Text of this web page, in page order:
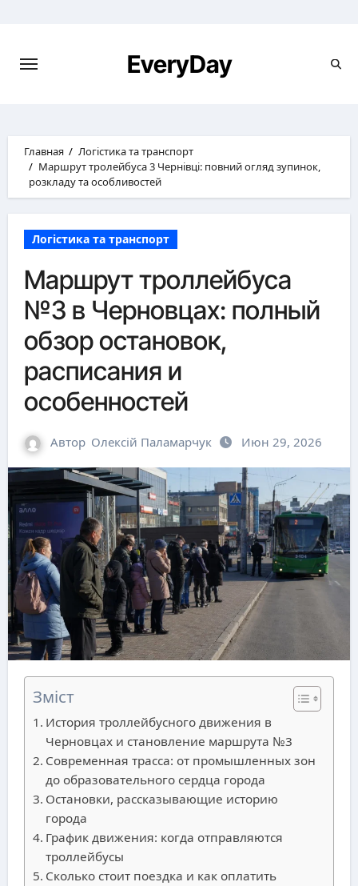
EveryDay
Главная
Логістика та транспорт
Маршрут тролейбуса 3 Чернівці: повний огляд зупинок,
розкладу та особливостей
Логістика та транспорт
Маршрут троллейбуса
№3 в Черновцах: полный
обзор остановок,
расписания и
особенностей
Автор Олексій Паламарчук Июн 29, 2026
Зміст
История троллейбусного движения в
Черновцах и становление маршрута №3
Современная трасса: от промышленных зон
до образовательного сердца города
Остановки, рассказывающие историю
города
График движения: когда отправляются
троллейбусы
Сколько стоит поездка и как оплатить